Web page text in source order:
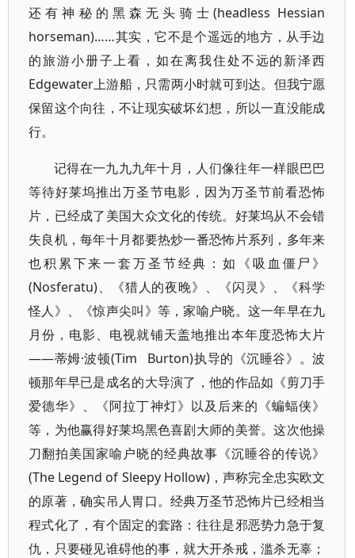
还有神秘的黑森无头骑士(headless Hessian
horseman)……其实，它不是个遥远的地方，从手边
的旅游小册子上看，如在离我住处不远的新泽西
Edgewater上游船，只需两小时就可到达。但我宁愿
保留这个向往，不让现实破坏幻想，所以一直没能成
行。
记得在一九九九年十月，人们像往年一样眼巴巴
等待好莱坞推出万圣节电影，因为万圣节前看恐怖
片，已经成了美国大众文化的传统。好莱坞从不会错
失良机，每年十月都要热炒一番恐怖片系列，多年来
也积累下来一套万圣节经典：如《吸血僵尸》
(Nosferatu)、《猎人的夜晚》、《闪灵》、《科学
怪人》、《惊声尖叫》等，家喻户晓。这一年早在九
月份，电影、电视就铺天盖地推出本年度恐怖大片
——蒂姆·波顿(Tim Burton)执导的《沉睡谷》。波
顿那年早已是成名的大导演了，他的作品如《剪刀手
爱德华》、《阿拉丁神灯》以及后来的《蝙蝠侠》
等，为他赢得好莱坞黑色喜剧大师的美誉。这次他操
刀翻拍美国家喻户晓的经典故事《沉睡谷的传说》
(The Legend of Sleepy Hollow)，声称完全忠实欧文
的原著，确实吊人胃口。经典万圣节恐怖片已经相当
程式化了，有个固定的套路：往往是邪恶势力急于复
仇，只要碰见谁碍他的事，就大开杀戒，滥杀无辜；